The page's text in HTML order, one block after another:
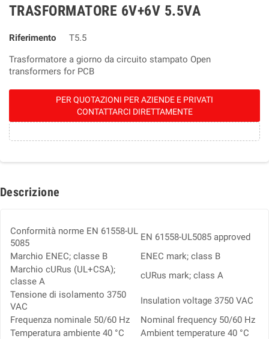
TRASFORMATORE 6V+6V 5.5VA
Riferimento
T5.5
Trasformatore a giorno da circuito stampato Open
transformers for PCB
PER QUOTAZIONI PER AZIENDE E PRIVATI
CONTATTARCI DIRETTAMENTE
Descrizione
Conformità norme EN 61558-UL
5085
EN 61558-UL5085 approved
Marchio ENEC; classe B
ENEC mark; class B
Marchio cURus (UL+CSA);
classe A
cURus mark; class A
Tensione di isolamento 3750
VAC
Insulation voltage 3750 VAC
Frequenza nominale 50/60 Hz
Nominal frequency 50/60 Hz
Temperatura ambiente 40 °C
Ambient temperature 40 °C